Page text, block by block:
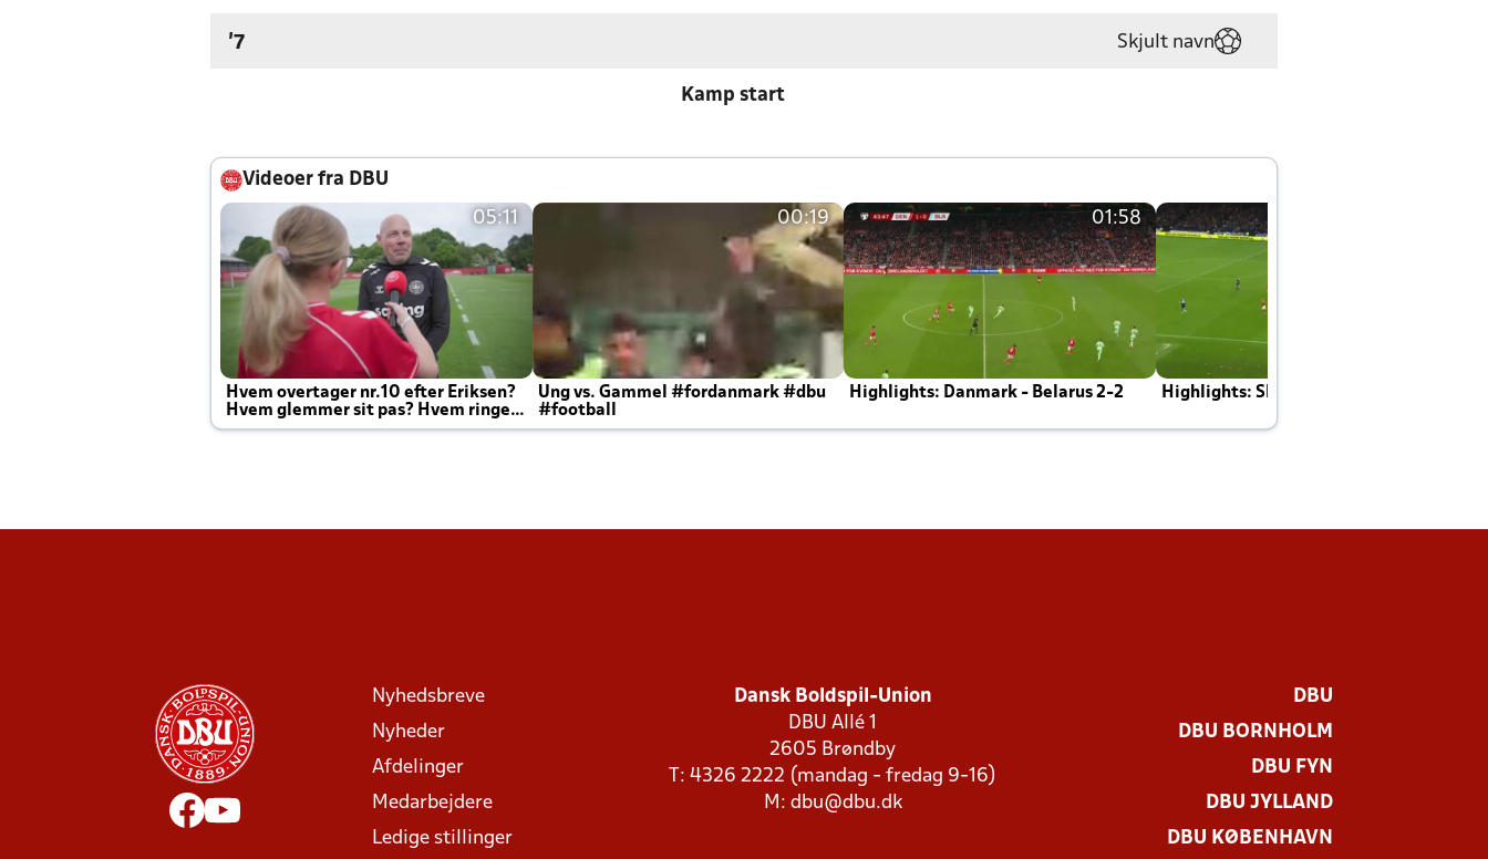
'7 Skjult navn
Kamp start
Videoer fra DBU
05:11
Hvem overtager nr.10 efter Eriksen?
Hvem glemmer sit pas? Hvem ringer
Joachim altid til efter kampe?
00:19
Ung vs. Gammel #fordanmark #dbu
#football
01:58
Highlights: Danmark - Belarus 2-2 Highlights: Skotland - Danmark 4-2
Nyhedsbreve
Nyheder
Afdelinger
Medarbejdere
Ledige stillinger
Dansk Boldspil-Union
DBU Allé 1
2605 Brøndby
T: 4326 2222 (mandag - fredag 9-16)
M: dbu@dbu.dk
DBU
DBU BORNHOLM
DBU FYN
DBU JYLLAND
DBU KØBENHAVN